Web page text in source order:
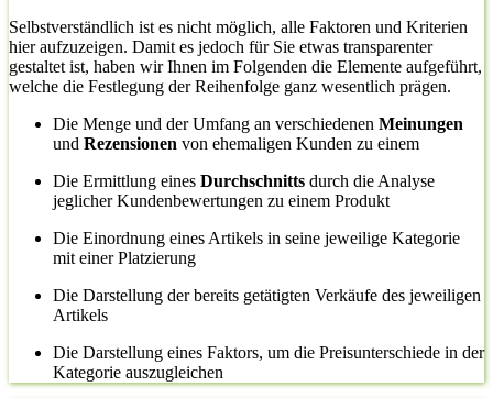
Selbstverständlich ist es nicht möglich, alle Faktoren und Kriterien
hier aufzuzeigen. Damit es jedoch für Sie etwas transparenter
gestaltet ist, haben wir Ihnen im Folgenden die Elemente aufgeführt,
welche die Festlegung der Reihenfolge ganz wesentlich prägen.
Die Menge und der Umfang an verschiedenen Meinungen
und Rezensionen von ehemaligen Kunden zu einem
Die Ermittlung eines Durchschnitts durch die Analyse
jeglicher Kundenbewertungen zu einem Produkt
Die Einordnung eines Artikels in seine jeweilige Kategorie
mit einer Platzierung
Die Darstellung der bereits getätigten Verkäufe des jeweiligen
Artikels
Die Darstellung eines Faktors, um die Preisunterschiede in der
Kategorie auszugleichen